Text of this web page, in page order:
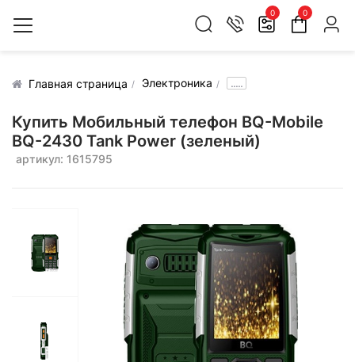
0 0
Главная страница Электроника .....
Купить Мобильный телефон BQ-Mobile
BQ-2430 Tank Power (зеленый)
артикул: 1615795